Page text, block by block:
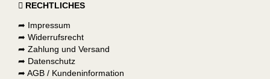
RECHTLICHES
➦ Impressum
➦ Widerrufsrecht
➦ Zahlung und Versand
➦ Datenschutz
➦ AGB / Kundeninformation